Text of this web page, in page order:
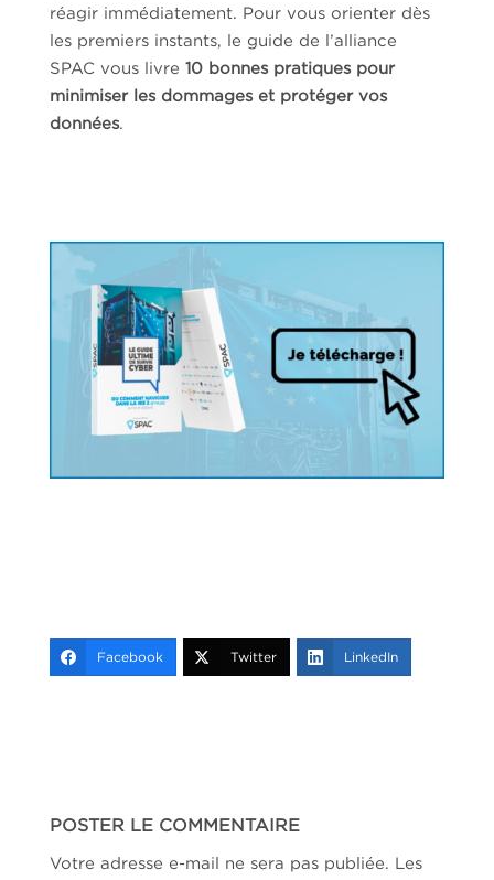
réagir immédiatement. Pour vous orienter dès
les premiers instants, le guide de l’alliance
SPAC vous livre 10 bonnes pratiques pour
minimiser les dommages et protéger vos
données.
Facebook Twitter LinkedIn
POSTER LE COMMENTAIRE
Votre adresse e-mail ne sera pas publiée.
Les